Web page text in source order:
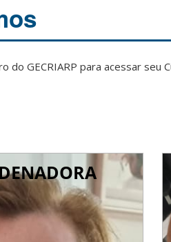
do GECRIARP para acessar seu